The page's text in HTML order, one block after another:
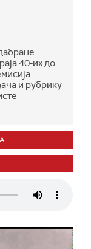
40-их до
и рубрику